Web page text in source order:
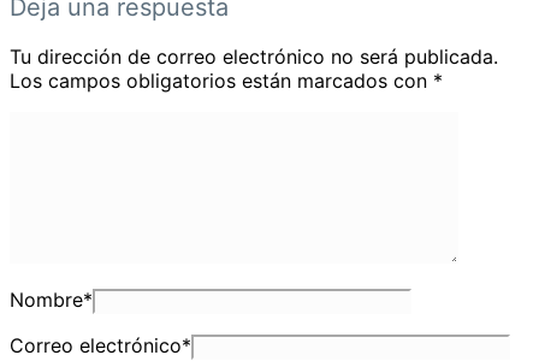
Deja una respuesta
Tu dirección de correo electrónico no será publicada.
Los campos obligatorios están marcados con *
Nombre*
Correo electrónico*